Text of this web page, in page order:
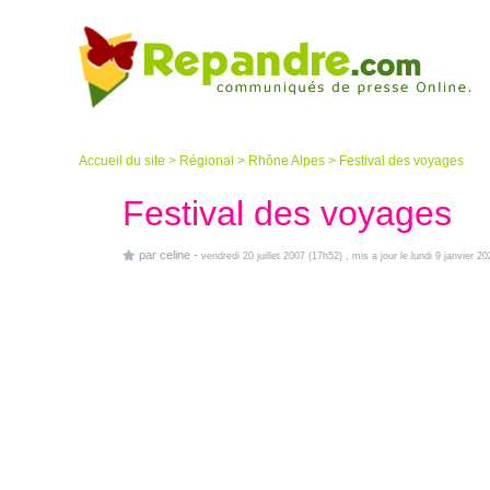
Accueil du site > Régional > Rhône Alpes > Festival des voyages
Festival des voyages
par celine - vendredi 20 juillet 2007 (17h52) , mis a jour le lundi 9 janvier